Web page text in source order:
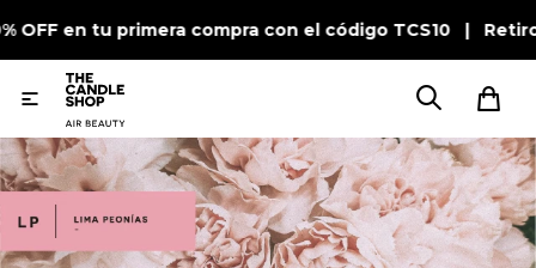
OFF en tu primera compra con el código TCS10 |
